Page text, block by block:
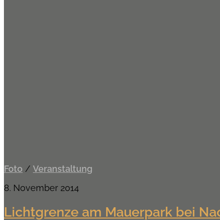
Foto / Veranstaltung
8. November 2014
Lichtgrenze am Mauerpark bei